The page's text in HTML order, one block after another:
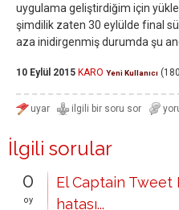
uygulama geliştirdiğim için
şimdilik zaten 30 eylülde final
aza inidirgenmiş durumda şu
10 Eylül 2015 KARO Yeni Kullanıcı (180
İlgili sorular
0
oy
El Captain Tweet
hatası...